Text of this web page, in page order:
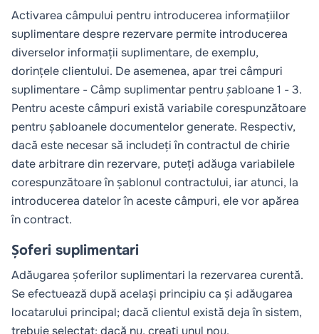
Activarea câmpului pentru introducerea informațiilor
suplimentare despre rezervare permite introducerea
diverselor informații suplimentare, de exemplu,
dorințele clientului. De asemenea, apar trei câmpuri
suplimentare -Câmp suplimentar pentru șabloane 1 - 3.
Pentru aceste câmpuri există variabile corespunzătoare
pentrușabloanele documentelor generate. Respectiv,
dacă este necesar să includeți în contractul de chirie
date arbitrare din rezervare, puteți adăuga variabilele
corespunzătoare în șablonul contractului, iar atunci, la
introducerea datelor în aceste câmpuri, ele vor apărea
în contract.
Șoferi suplimentari
Adăugarea șoferilor suplimentari la rezervarea curentă.
Se efectuează după același principiu ca și adăugarea
locatarului principal; dacă clientul există deja în sistem,
trebuie selectat; dacă nu, creați unul nou.